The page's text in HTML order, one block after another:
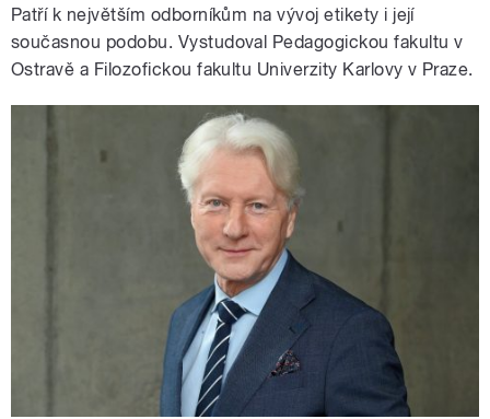
Patří k největším odborníkům na vývoj etikety i její
současnou podobu. Vystudoval Pedagogickou fakultu v
Ostravě a Filozofickou fakultu Univerzity Karlovy v Praze.